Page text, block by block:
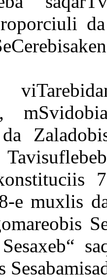
e muxlis